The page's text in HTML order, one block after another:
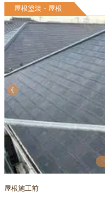
屋根塗装・屋根
《
屋根施工前